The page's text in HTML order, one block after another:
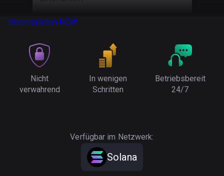
Herunterladen NOW
Nicht
verwahrend
In wenigen
Schritten
Betriebsbereit
24/7
Verfügbar im Netzwerk:
Solana